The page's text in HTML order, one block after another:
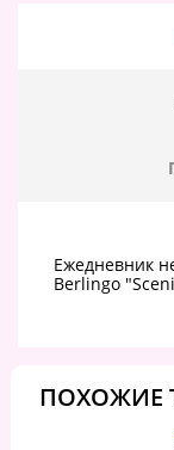
Ежедневник
Berlingo
ПОХОЖИЕ